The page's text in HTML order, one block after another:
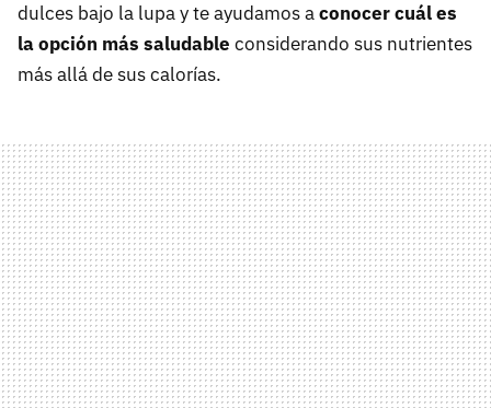
dulces bajo la lupa y te ayudamos aconocer cuál es
la opción más saludable considerando sus nutrientes
más allá de sus calorías.